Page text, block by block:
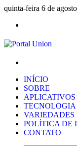
quinta-feira 6 de
INÍCIO
SOBRE
APLICATIVOS
TECNOLOGIA
VARIEDADES
POLÍTICA DE
CONTATO